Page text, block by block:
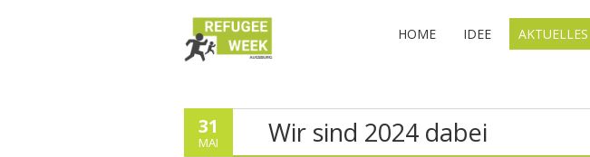
HOME IDEE AKTUELLES
31
MAI Wir sind 2024 dabei